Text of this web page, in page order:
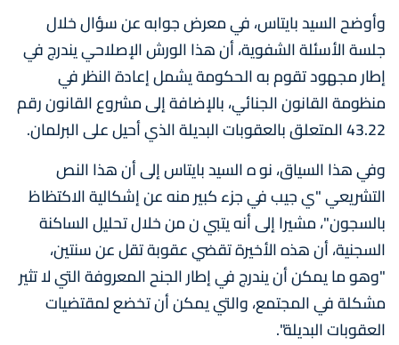
وأوضح السيد بايتاس، في معرض جوابه عن سؤال خلال
جلسة الأسئلة الشفوية، أن هذا الورش الإصلاحي يندرج في
إطار مجهود تقوم به الحكومة يشمل إعادة النظر في
منظومة القانون الجنائي، بالإضافة إلى مشروع القانون رقم
43.22 المتعلق بالعقوبات البديلة الذي أحيل على البرلمان.
وفي هذا السياق، نو ه السيد بايتاس إلى أن هذا النص
التشريعي "ي جيب في جزء كبير منه عن إشكالية الاكتظاظ
بالسجون"، مشيرا إلى أنه يتبي ن من خلال تحليل الساكنة
السجنية، أن هذه الأخيرة تقضي عقوبة تقل عن سنتين،
"وهو ما يمكن أن يندرج في إطار الجنح المعروفة التي لا تثير
مشكلة في المجتمع، والتي يمكن أن تخضع لمقتضيات
العقوبات البديلة".